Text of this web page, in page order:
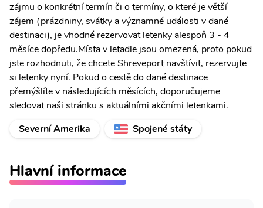
zájmu o konkrétní termín či o termíny, o které je větší
zájem (prázdniny, svátky a významné události v dané
destinaci), je vhodné rezervovat letenky alespoň 3 - 4
měsíce dopředu.Místa v letadle jsou omezená, proto pokud
jste rozhodnuti, že chcete Shreveport navštívit, rezervujte
si letenky nyní. Pokud o cestě do dané destinace
přemýšlíte v následujících měsících, doporučujeme
sledovat naši stránku s aktuálními akčními letenkami.
Severní Amerika
Spojené státy
Hlavní informace